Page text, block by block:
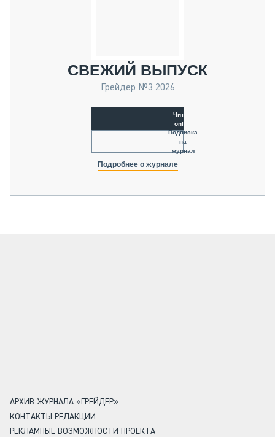
СВЕЖИЙ ВЫПУСК
Грейдер №3 2026
Читать
online
Подписка
на
журнал
Подробнее о журнале
АРХИВ ЖУРНАЛА «ГРЕЙДЕР»
КОНТАКТЫ РЕДАКЦИИ
РЕКЛАМНЫЕ ВОЗМОЖНОСТИ ПРОЕКТА